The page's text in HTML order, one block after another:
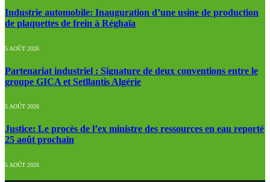
Industrie automobile: Inauguration d’une usine de production
de plaquettes de frein à Réghaïa
5 AOÛT 2026
Partenariat industriel : Signature de deux conventions entre le
groupe GICA et Setllantis Algérie
5 AOÛT 2026
Justice: Le procès de l’ex ministre des ressources en eau reporté
25 août prochain
5 AOÛT 2026